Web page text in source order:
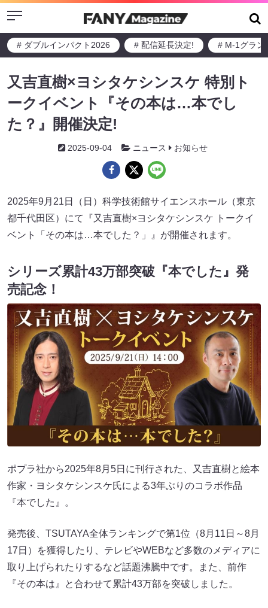
Menu
# ダブルインパクト2026 # 配信延長決定! # M-1グラン
又吉直樹×ヨシタケシンスケ 特別ト
ークイベント『その本は…本でし
た？』開催決定!
2025-09-04 ニュース お知らせ
2025年9月21日（日）科学技術館サイエンスホール（東京
都千代田区）にて『又吉直樹×ヨシタケシンスケ トークイ
ベント「その本は…本でした？」』が開催されます。
シリーズ累計43万部突破『本でした』発
売記念！
ポプラ社から2025年8月5日に刊行された、又吉直樹と絵本
作家・ヨシタケシンスケ氏による3年ぶりのコラボ作品
『本でした』。
発売後、TSUTAYA全体ランキングで第1位（8月11日～8月
17日）を獲得したり、テレビやWEBなど多数のメディアに
取り上げられたりするなど話題沸騰中です。また、前作
『その本は』と合わせて累計43万部を突破しました。